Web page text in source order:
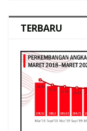
TERBARU